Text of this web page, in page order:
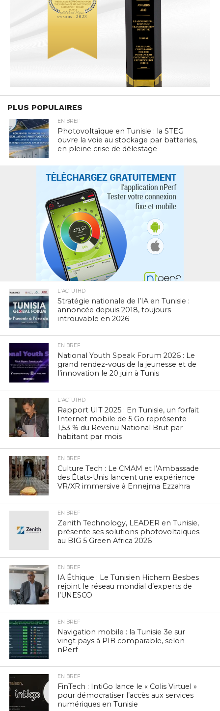
PLUS POPULAIRES
EN BREF
Photovoltaïque en Tunisie : la STEG
ouvre la voie au stockage par batteries,
en pleine crise de délestage
L'ACTUTHD
Stratégie nationale de l’IA en Tunisie :
annoncée depuis 2018, toujours
introuvable en 2026
EN BREF
National Youth Speak Forum 2026 : Le
grand rendez-vous de la jeunesse et de
l’innovation le 20 juin à Tunis
L'ACTUTHD
Rapport UIT 2025 : En Tunisie, un forfait
Internet mobile de 5 Go représente
1,53 % du Revenu National Brut par
habitant par mois
EN BREF
Culture Tech : Le CMAM et l’Ambassade
des États-Unis lancent une expérience
VR/XR immersive à Ennejma Ezzahra
EN BREF
Zenith Technology, LEADER en Tunisie,
présente ses solutions photovoltaïques
au BIG 5 Green Africa 2026
EN BREF
IA Éthique : Le Tunisien Hichem Besbes
rejoint le réseau mondial d’experts de
l’UNESCO
EN BREF
Navigation mobile : la Tunisie 3e sur
vingt pays à PIB comparable, selon
nPerf
EN BREF
FinTech : IntiGo lance le « Colis Virtuel »
pour démocratiser l’accès aux services
numériques en Tunisie